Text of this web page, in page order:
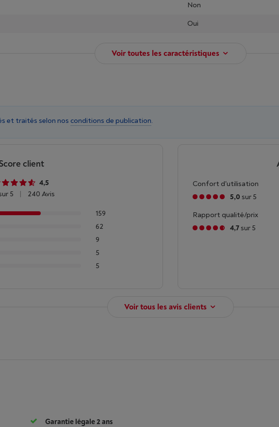
Non
Oui
Voir toutes les caractéristiques
et traités selon nos conditions de publication.
client
4,5
5 | 240 Avis
159
62
9
5
5
Confort d'utilisation
5,0 sur 5
Rapport qualité/prix
4,7 sur 5
Voir tous les avis clients
Garantie légale 2 ans